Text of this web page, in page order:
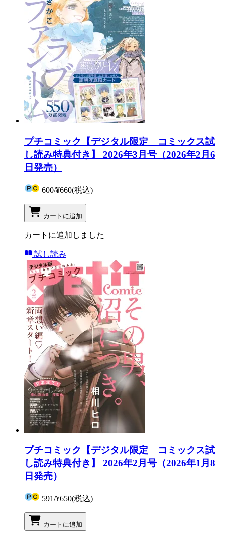
プチコミック【デジタル限定 コミックス試
し読み特典付き】 2026年3月号（2026年2月6
日発売）
600/¥660(税込)
カートに追加
カートに追加しました
試し読み
プチコミック【デジタル限定 コミックス試
し読み特典付き】 2026年2月号（2026年1月8
日発売）
591/¥650(税込)
カートに追加